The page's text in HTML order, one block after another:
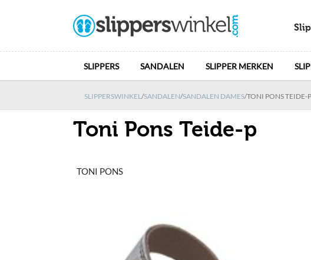
SLIPPERS SANDALEN SLIPPER MERKEN
SLIPPERSWINKEL/SANDALEN/SANDALEN DAMES/TONI PONS TEIDE-P
Toni Pons Teide-p
TONI PONS